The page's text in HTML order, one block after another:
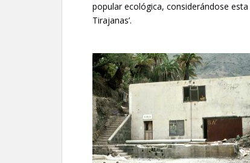
popular ecológica, considerándose
Tirajanas’.